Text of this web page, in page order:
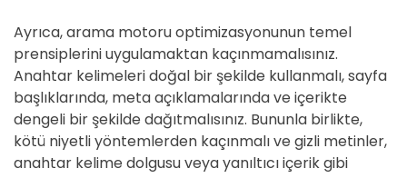
Ayrıca, arama motoru optimizasyonunun temel
prensiplerini uygulamaktan kaçınmamalısınız.
Anahtar kelimeleri doğal bir şekilde kullanmalı, sayfa
başlıklarında, meta açıklamalarında ve içerikte
dengeli bir şekilde dağıtmalısınız. Bununla birlikte,
kötü niyetli yöntemlerden kaçınmalı ve gizli metinler,
anahtar kelime dolgusu veya yanıltıcı içerik gibi